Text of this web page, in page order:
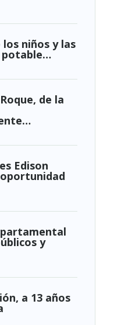
los niños y las
potable…
de la
Edison
y
a 13 años